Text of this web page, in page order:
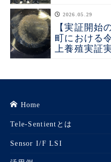
2026.05.29
【実証開始
町における
上養殖実証
Home
Tele-Sentientとは
Sensor I/F LSI